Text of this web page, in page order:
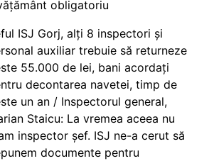
obligatoriu
ISJ Gorj, alți 8 inspectori și
auxiliar trebuie să returneze
55.000 de lei, bani acordați
decontarea navetei, timp de
un an / Inspectorul general,
Staicu: La vremea aceea nu
inspector șef. ISJ ne-a cerut să
documente pentru